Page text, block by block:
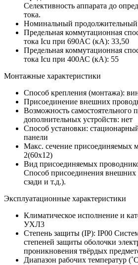
Селективность аппарата до
тока.
Номинальный
Предельная коммутационная
тока Icu при 690AC (кА): 33,50
Предельная коммутационная
тока Icu при 400АС (кА): 55
Монтажные характеристики
Способ крепления (монтажа):
Присоединение внешних
Возможность самостоятельного
дополнительных устройств: нет
Способ установки:
панели
Макс. сечение
2(60х12)
Вид присоединяемых
Способ присоединения внешних
сзади и т.д.).
Эксплуатационные характеристики
Климатическое исполнение и
УХЛ3
Степень защиты (IP): IP00
степеней защиты оболочки
проникновения твёрдых
Диапазон рабочих температур